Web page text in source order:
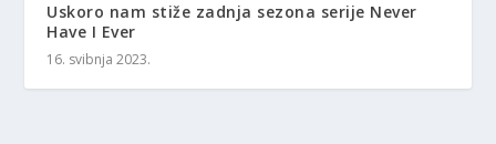
Uskoro nam stiže zadnja sezona serije Never
Have I Ever
16. svibnja 2023.